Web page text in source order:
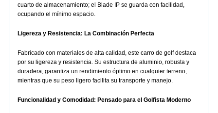
cuarto de almacenamiento; el Blade IP se guarda con facilidad,
ocupando el mínimo espacio.
Ligereza y Resistencia: La Combinación Perfecta
Fabricado con materiales de alta calidad, este carro de golf destaca
por su ligereza y resistencia. Su estructura de aluminio, robusta y
duradera, garantiza un rendimiento óptimo en cualquier terreno,
mientras que su peso ligero facilita su transporte y manejo.
Funcionalidad y Comodidad: Pensado para el Golfista Moderno